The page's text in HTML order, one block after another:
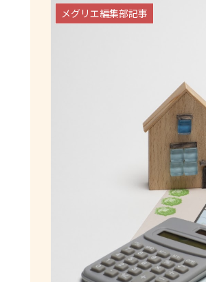
メグリエ編集部記事